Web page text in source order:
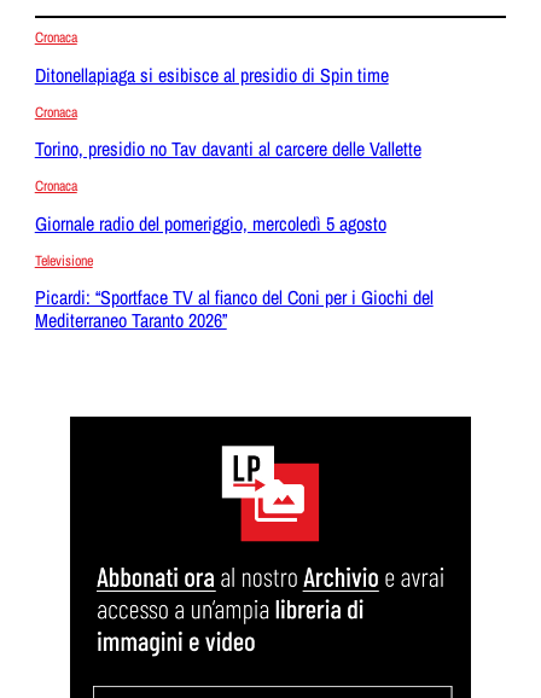
Cronaca
Ditonellapiaga si esibisce al presidio di Spin time
Cronaca
Torino, presidio no Tav davanti al carcere delle Vallette
Cronaca
Giornale radio del pomeriggio, mercoledì 5 agosto
Televisione
Picardi: “Sportface TV al fianco del Coni per i Giochi del
Mediterraneo Taranto 2026”